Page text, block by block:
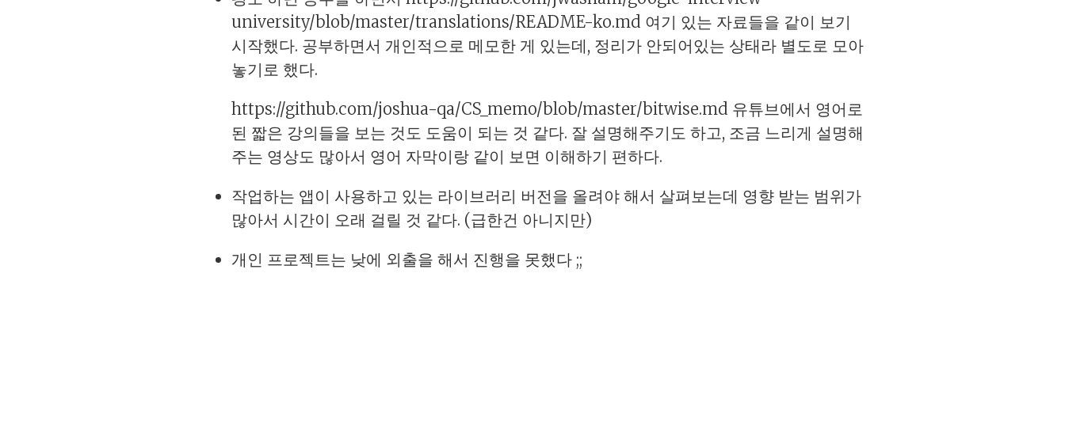
university/blob/master/translations/README-ko.md 여기 있는 자료들을 같이 보기
시작했다. 공부하면서 개인적으로 메모한 게 있는데, 정리가 안되어있는 상태라 별도로 모아
놓기로 했다.
https://github.com/joshua-qa/CS_memo/blob/master/bitwise.md 유튜브에서 영어로
된 짧은 강의들을 보는 것도 도움이 되는 것 같다. 잘 설명해주기도 하고, 조금 느리게 설명해
주는 영상도 많아서 영어 자막이랑 같이 보면 이해하기 편하다.
작업하는 앱이 사용하고 있는 라이브러리 버전을 올려야 해서 살펴보는데 영향 받는 범위가
많아서 시간이 오래 걸릴 것 같다. (급한건 아니지만)
개인 프로젝트는 낮에 외출을 해서 진행을 못했다 ;;